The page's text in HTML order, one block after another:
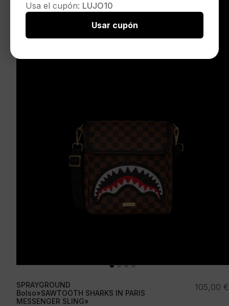
SPRAYGROUND
Bolso»SAWTOOTH SHARKS IN PARIS
MESSENGER SLING»
105,00 €
Usa el cupón: LUJO10
Usar cupón